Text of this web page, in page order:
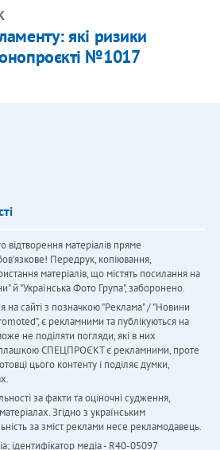
які ризики
№1017
відтворення матеріалів пряме
Передрук, копіювання,
матеріалів, що містять посилання на
й "Українська Фото Група", заборонено.
на сайті з позначкою "Реклама" / "Новини
є рекламними та публікуються на
не поділяти погляди, які в них
плашкою СПЕЦПРОЄКТ є рекламними, проте
цього контенту і поділяє думки,
за факти та оціночні судження,
Згідно з українським
за зміст реклами несе рекламодавець.
ідентифікатор медіа - R40-05097